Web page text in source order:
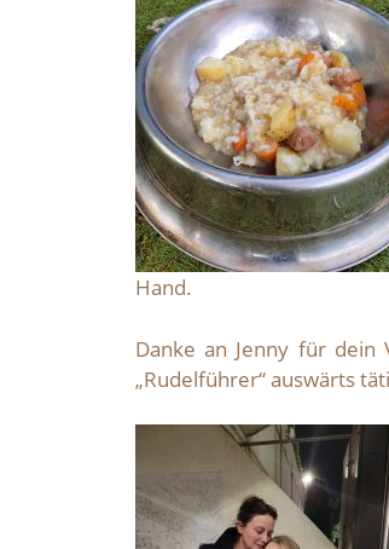
Hand.
Danke an Jenny für
„Rudelführer“ auswärts